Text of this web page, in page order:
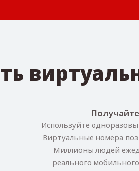
Используйте
Виртуальные номера
Миллионы людей
реального